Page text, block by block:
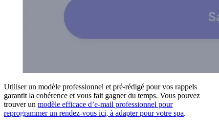
Utiliser un modèle professionnel et pré-rédigé pour vos rappels
garantit la cohérence et vous fait gagner du temps. Vous pouvez
trouver un modèle efficace d’e-mail professionnel pour
reprogrammer un rendez-vous ici, à adapter pour votre spa.